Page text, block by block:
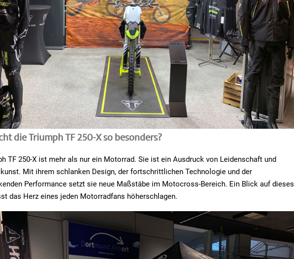
die Triumph TF 250-X so besonders?
TF 250-X ist mehr als nur ein Motorrad. Sie ist ein Ausdruck von Leidenschaft und
Mit ihrem schlanken Design, der fortschrittlichen Technologie und der
Performance setzt sie neue Maßstäbe im Motocross-Bereich. Ein Blick auf dieses
das Herz eines jeden Motorradfans höherschlagen.